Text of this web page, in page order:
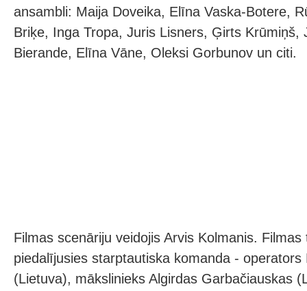
ansambli: Maija Doveika, Elīna Vaska-Botere,
Briķe, Inga Tropa, Juris Lisners, Ģirts Krūmiņš,
Bierande, Elīna Vāne, Oleksi Gorbunov un citi.
Filmas scenāriju veidojis Arvis Kolmanis. Filmas
piedalījusies starptautiska komanda - operators
(Lietuva), mākslinieks Algirdas Garbačiauskas